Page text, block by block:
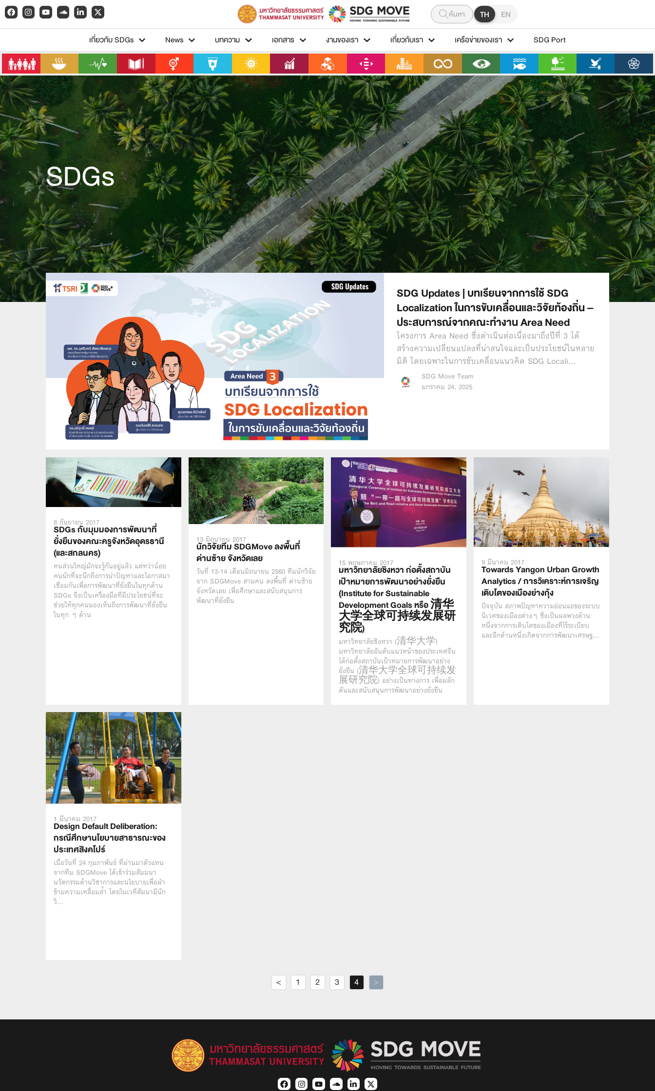
ค้นหา TH EN
เกี่ยวกับ SDGs News บทความ เอกสาร งานของเรา เกี่ยวกับเรา เครือข่ายของเรา SDG Port
SDGs
SDG Updates | บทเรียนจากการใช้ SDG
Localization ในการขับเคลื่อนและวิจัยท้องถิ่น –
ประสบการณ์จากคณะทำงาน Area Need
โครงการ Area Need ซึ่งดำเนินต่อเนื่องมาถึงปีที่ 3 ได้
สร้างความเปลี่ยนแปลงที่น่าสนใจและเป็นประโยชน์ในหลาย
มิติ โดยเฉพาะในการขับเคลื่อนแนวคิด SDG Locali…
SDG Move Team
มกราคม 24, 2025
8 กันยายน 2017
SDGs กับมุมมองการพัฒนาที่
ยั่งยืนของคณะครูจังหวัดอุดรธานี
(และสกลนคร)
คนส่วนใหญ่มักจะรู้กันอยู่แล้ว แต่ทว่าน้อย
คนนักที่จะนึกถึงการนำปัญหาและโอกาสมา
เชื่อมกันเพื่อการพัฒนาที่ยั่งยืนในทุกด้าน
SDGs จึงเป็นเครื่องมือที่มีประโยชน์ที่จะ
ช่วยให้ทุกคนมองเห็นถึงการพัฒนาที่ยั่งยืน
ในทุก ๆ ด้าน
13 มิถุนายน 2017
นักวิจัยทีม SDGMove ลงพื้นที่
ด่านซ้าย จังหวัดเลย
วันที่ 13-14 เดือนมิถนายน 2560 ทีมนักวิจัย
จาก SDGMove สามคน ลงพื้นที่ ด่านซ้าย
จังหวัดเลย เพื่อศึกษาและสนับสนุนการ
พัฒนาที่ยั่งยืน
15 พฤษภาคม 2017
มหาวิทยาลัยชิงหวา ก่อตั้งสถาบัน
เป้าหมายการพัฒนาอย่างยั่งยืน
(Institute for Sustainable
Development Goals หรือ 清华
大学全球可持续发展研
究院)
มหาวิทยาลัยชิงหวา (清华大学)
มหาวิทยาลัยอันดับแนวหน้าของประเทศจีน
ได้ก่อตั้งสถาบันเป้าหมายการพัฒนาอย่าง
ยั่งยืน (清华大学全球可持续发
展研究院) อย่างเป็นทางการ เพื่อผลัก
ดันและสนับสนุนการพัฒนาอย่างยั่งยืน
9 มีนาคม 2017
Towards Yangon Urban Growth
Analytics / การวิเคราะห์การเจริญ
เติบโตของเมืองย่างกุ้ง
ปัจจุบัน สภาพปัญหาความอ่อนแอของระบบ
นิเวศของเมืองต่างๆ ซึ่งเป็นผลพวงด้าน
หนึ่งจากการเติบโตของเมืองที่ไร้ระเบียบ
และอีกด้านหนึ่งเกิดจากการพัฒนาเศรษฐ…
1 มีนาคม 2017
Design Default Deliberation:
กรณีศึกษานโยบายสาธารณะของ
ประเทศสิงคโปร์
เมื่อวันที่ 24 กุมภาพันธ์ ที่ผ่านมาตัวแทน
จากทีม SDGMove ได้เข้าร่วมสัมมนา
นวัตกรรมด้านวิชาการและนโยบายเพื่อฝ่า
ข้ามความเหลื่อมล้ำ โดยในเวทีสัมนามีนัก
วิ…
< 1 2 3 4 >